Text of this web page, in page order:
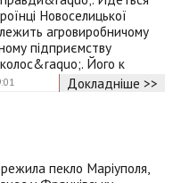
Новоселицької
агровиробничому
підприємству
Його к
Докладніше >>